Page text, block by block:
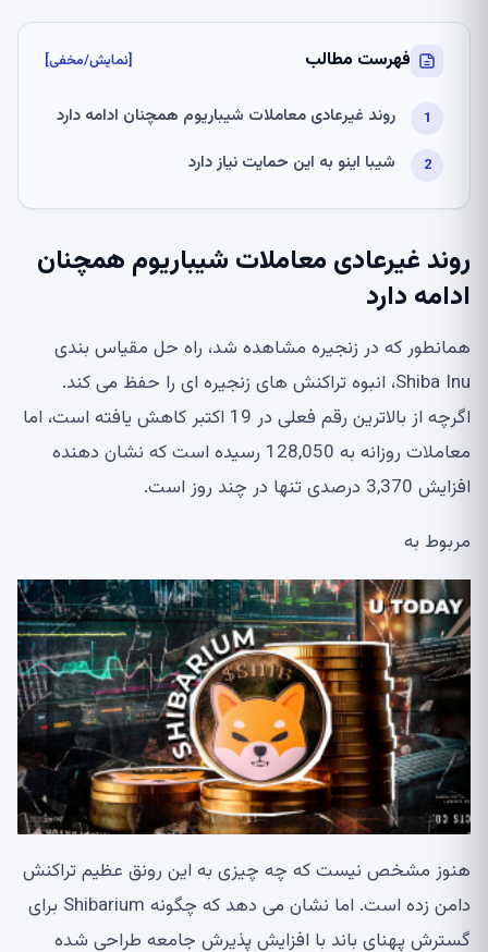
فهرست مطالب [نمایش/مخفی]
روند غیرعادی معاملات شیباریوم همچنان ادامه دارد
شیبا اینو به این حمایت نیاز دارد
روند غیرعادی معاملات شیباریوم همچنان
ادامه دارد
همانطور که در زنجیره مشاهده شد، راه حل مقیاس بندی
Shiba Inu، انبوه تراکنش های زنجیره ای را حفظ می کند.
اگرچه از بالاترین رقم فعلی در 19 اکتبر کاهش یافته است، اما
معاملات روزانه به 128,050 رسیده است که نشان دهنده
افزایش 3,370 درصدی تنها در چند روز است.
مربوط به
هنوز مشخص نیست که چه چیزی به این رونق عظیم تراکنش
دامن زده است. اما نشان می دهد که چگونه Shibarium برای
گسترش پهنای باند با افزایش پذیرش جامعه طراحی شده